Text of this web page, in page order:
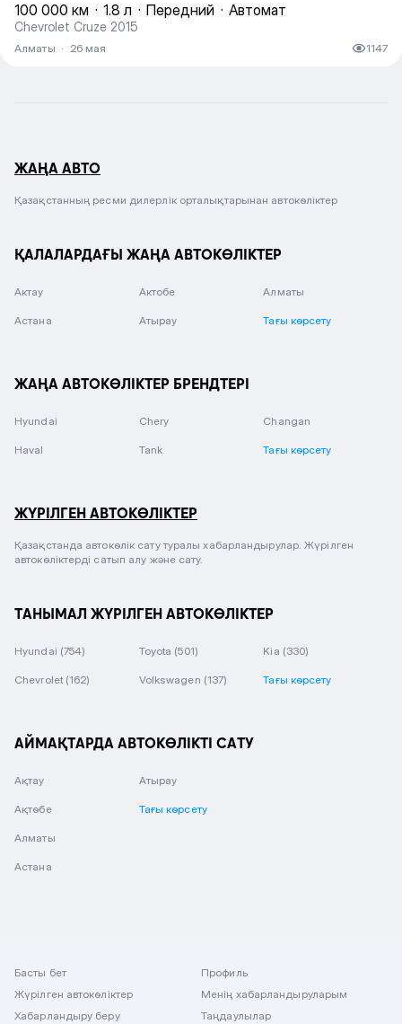
100 000 км · 1.8 л · Передний · Автомат
Chevrolet Cruze 2015
Алматы · 26 мая 1147
ЖАҢА АВТО
Қазақстанның ресми дилерлік орталықтарынан автокөліктер
ҚАЛАЛАРДАҒЫ ЖАҢА АВТОКӨЛІКТЕР
Актау Актобе Алматы
Астана Атырау Тағы көрсету
ЖАҢА АВТОКӨЛІКТЕР БРЕНДТЕРІ
Hyundai Chery Changan
Haval Tank Тағы көрсету
ЖҮРІЛГЕН АВТОКӨЛІКТЕР
Қазақстанда автокөлік сату туралы хабарландырулар. Жүрілген
автокөліктерді сатып алу және сату.
ТАНЫМАЛ ЖҮРІЛГЕН АВТОКӨЛІКТЕР
Hyundai (754) Toyota (501) Kia (330)
Chevrolet (162) Volkswagen (137) Тағы көрсету
АЙМАҚТАРДА АВТОКӨЛІКТІ САТУ
Ақтау
Ақтөбе
Алматы
Астана
Атырау
Тағы көрсету
Басты бет
Жүрілген автокөліктер
Хабарландыру беру
Профиль
Менің хабарландыруларым
Таңдаулылар